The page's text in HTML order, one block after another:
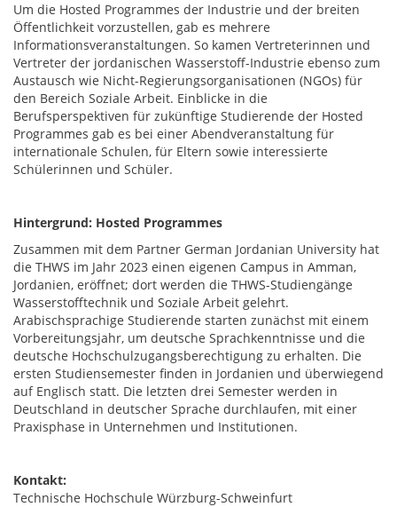
Um die Hosted Programmes der Industrie und der breiten
Öffentlichkeit vorzustellen, gab es mehrere
Informationsveranstaltungen. So kamen Vertreterinnen und
Vertreter der jordanischen Wasserstoff-Industrie ebenso zum
Austausch wie Nicht-Regierungsorganisationen (NGOs) für
den Bereich Soziale Arbeit. Einblicke in die
Berufsperspektiven für zukünftige Studierende der Hosted
Programmes gab es bei einer Abendveranstaltung für
internationale Schulen, für Eltern sowie interessierte
Schülerinnen und Schüler.
Hintergrund: Hosted Programmes
Zusammen mit dem Partner German Jordanian University hat
die THWS im Jahr 2023 einen eigenen Campus in Amman,
Jordanien, eröffnet; dort werden die THWS-Studiengänge
Wasserstofftechnik und Soziale Arbeit gelehrt.
Arabischsprachige Studierende starten zunächst mit einem
Vorbereitungsjahr, um deutsche Sprachkenntnisse und die
deutsche Hochschulzugangsberechtigung zu erhalten. Die
ersten Studiensemester finden in Jordanien und überwiegend
auf Englisch statt. Die letzten drei Semester werden in
Deutschland in deutscher Sprache durchlaufen, mit einer
Praxisphase in Unternehmen und Institutionen.
Kontakt:
Technische Hochschule Würzburg-Schweinfurt